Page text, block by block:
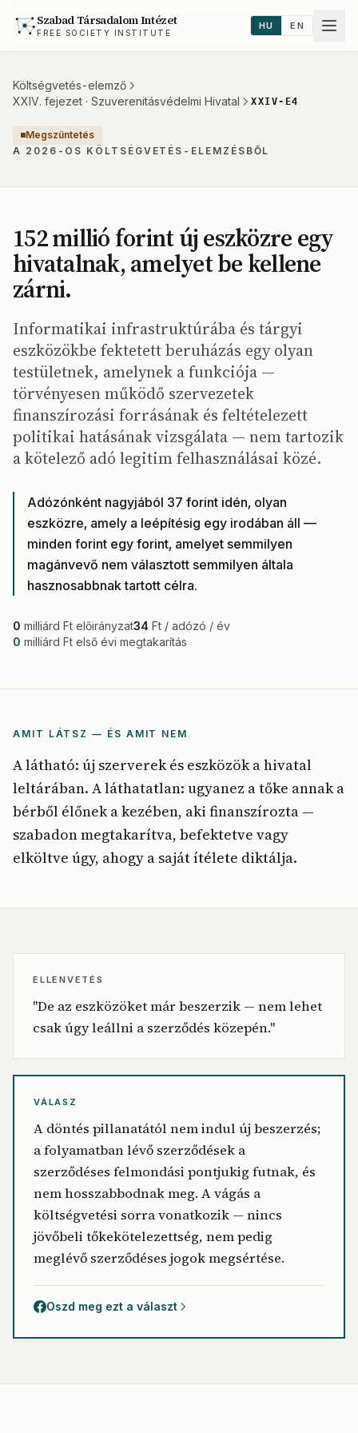
Szabad Társadalom Intézet
FREE SOCIETY INSTITUTE
HU EN
Költségvetés-elemző
XXIV. fejezet · Szuverenitásvédelmi Hivatal
XXIV-E4
Megszüntetés
A 2026-OS KÖLTSÉGVETÉS-ELEMZÉSBŐL
152 millió forint új eszközre egy
hivatalnak, amelyet be kellene
zárni.
Informatikai infrastruktúrába és tárgyi
eszközökbe fektetett beruházás egy olyan
testületnek, amelynek a funkciója —
törvényesen működő szervezetek
finanszírozási forrásának és feltételezett
politikai hatásának vizsgálata — nem tartozik
a kötelező adó legitim felhasználásai közé.
Adózónként nagyjából 37 forint idén, olyan
eszközre, amely a leépítésig egy irodában áll —
minden forint egy forint, amelyet semmilyen
magánvevő nem választott semmilyen általa
hasznosabbnak tartott célra.
0 milliárd Ft előirányzat34 Ft / adózó / év
0 milliárd Ft első évi megtakarítás
AMIT LÁTSZ — ÉS AMIT NEM
A látható: új szerverek és eszközök a hivatal
leltárában. A láthatatlan: ugyanez a tőke annak a
bérből élőnek a kezében, aki finanszírozta —
szabadon megtakarítva, befektetve vagy
elköltve úgy, ahogy a saját ítélete diktálja.
ELLENVETÉS
"De az eszközöket már beszerzik — nem lehet
csak úgy leállni a szerződés közepén."
VÁLASZ
A döntés pillanatától nem indul új beszerzés;
a folyamatban lévő szerződések a
szerződéses felmondási pontjukig futnak, és
nem hosszabbodnak meg. A vágás a
költségvetési sorra vonatkozik — nincs
jövőbeli tőkekötelezettség, nem pedig
meglévő szerződéses jogok megsértése.
Oszd meg ezt a választ